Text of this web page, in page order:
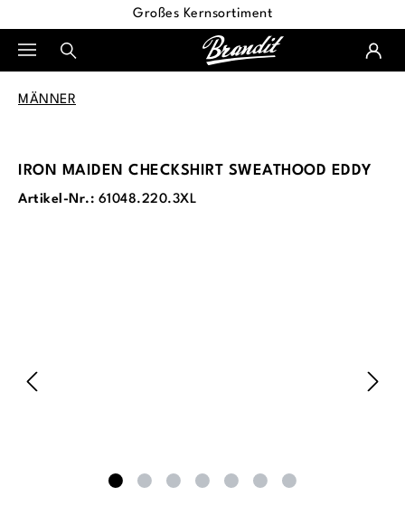
Großes Kernsortiment
MÄNNER
IRON MAIDEN CHECKSHIRT SWEATHOOD EDDY
Artikel-Nr.: 61048.220.3XL